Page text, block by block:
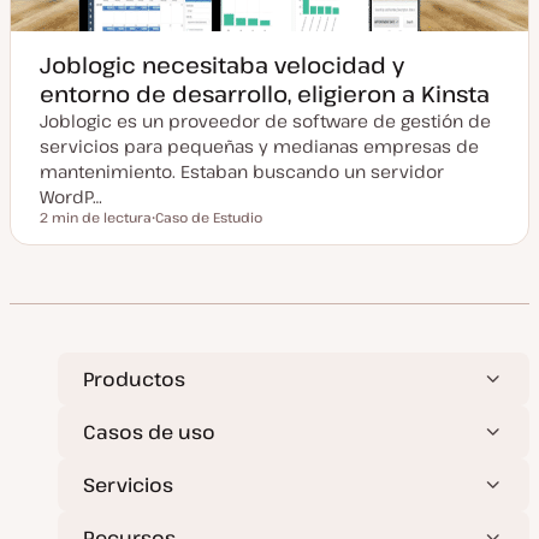
Joblogic necesitaba velocidad y
entorno de desarrollo, eligieron a Kinsta
Joblogic es un proveedor de software de gestión de
servicios para pequeñas y medianas empresas de
mantenimiento. Estaban buscando un servidor
WordP…
Tiempo de lectura
2 min de lectura
i
t
Caso de Estudio
Productos
Casos de uso
Servicios